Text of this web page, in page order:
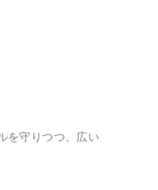
を守りつつ、広い